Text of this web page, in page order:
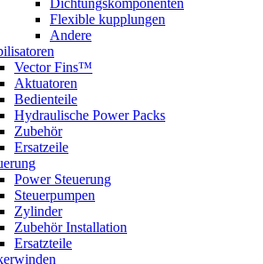
Dichtungskomponenten
Flexible kupplungen
Andere
Vector Fins™
Aktuatoren
Bedienteile
Hydraulische Power Packs
Zubehör
Ersatzeile
Power Steuerung
Steuerpumpen
Zylinder
Zubehör Installation
Ersatzteile